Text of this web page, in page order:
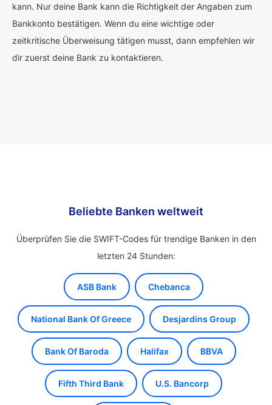
kann. Nur deine Bank kann die Richtigkeit der Angaben zum
Bankkonto bestätigen. Wenn du eine wichtige oder
zeitkritische Überweisung tätigen musst, dann empfehlen wir
dir zuerst deine Bank zu kontaktieren.
Beliebte Banken weltweit
Überprüfen Sie die SWIFT-Codes für trendige Banken in den
letzten 24 Stunden:
ASB Bank Chebanca
National Bank Of Greece Desjardins Group
Bank Of Baroda Halifax BBVA
Fifth Third Bank U.S. Bancorp